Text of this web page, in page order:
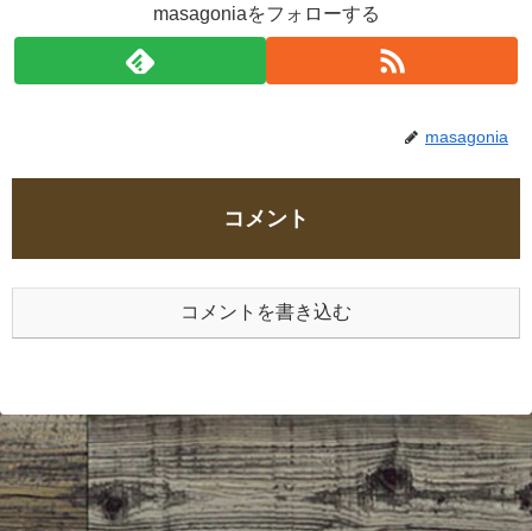
masagoniaをフォローする
masagonia
コメント
コメントを書き込む